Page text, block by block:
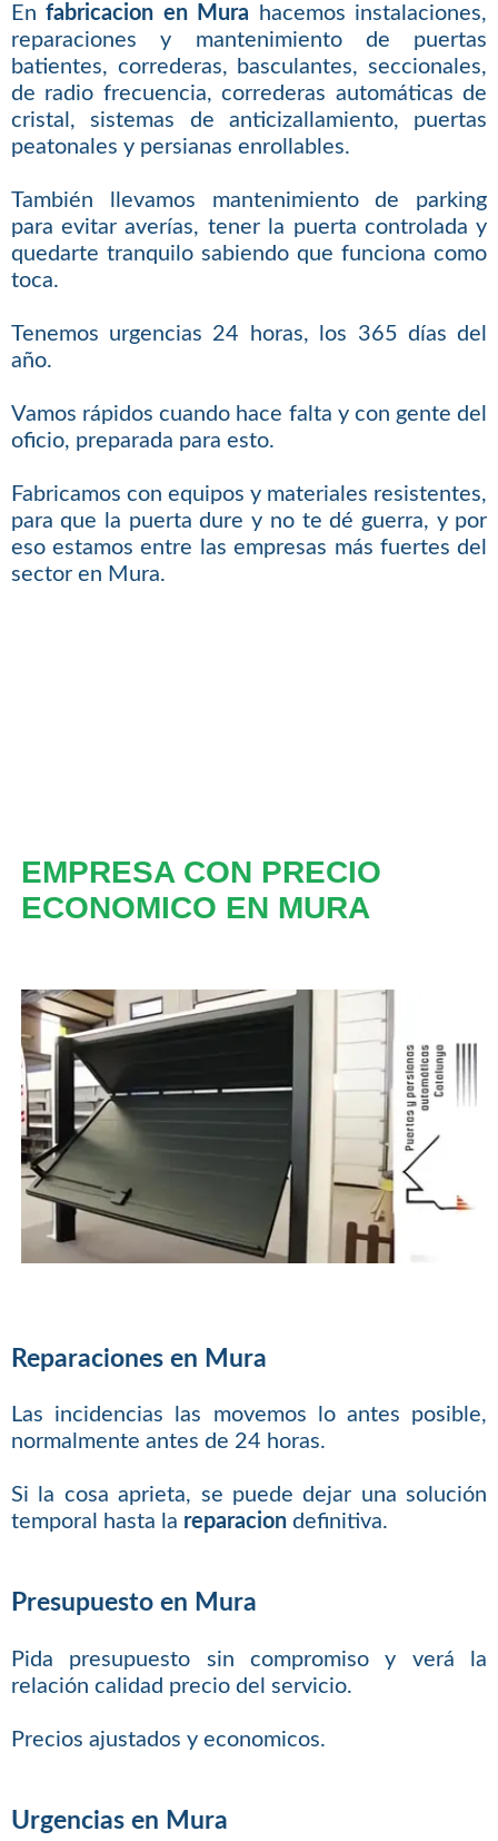
Enfabricacion en Mura hacemos instalaciones,
reparaciones y mantenimiento de puertas
batientes, correderas, basculantes, seccionales,
de radio frecuencia, correderas automáticas de
cristal, sistemas de anticizallamiento, puertas
peatonales y persianas enrollables.
También llevamos mantenimiento de parking
para evitar averías, tener la puerta controlada y
quedarte tranquilo sabiendo que funciona como
toca.
Tenemos urgencias 24 horas, los 365 días del
año.
Vamos rápidos cuando hace falta y con gente del
oficio, preparada para esto.
Fabricamos con equipos y materiales resistentes,
para que la puerta dure y no te dé guerra, y por
eso estamos entre las empresas más fuertes del
sector en Mura.
EMPRESA CON PRECIO
ECONOMICO EN MURA
Reparaciones en Mura
Las incidencias las movemos lo antes posible,
normalmente antes de 24 horas.
Si la cosa aprieta, se puede dejar una solución
temporal hasta la reparaciondefinitiva.
Presupuesto en Mura
Pida presupuesto sin compromiso y verá la
relación calidad precio del servicio.
Precios ajustados y economicos.
Urgencias en Mura